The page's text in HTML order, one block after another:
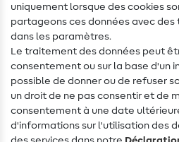
Contact
Changement de propriétaire
FAQ
Droit de rétractation
Populaire
uniquement lorsque des cookies
partageons ces données avec des
dans les paramètres.
Le traitement des données peut
consentement ou sur la base d'un
possible de donner ou de refuser
un droit de ne pas consentir et de
consentement à une date
d'informations sur l'utilisation des